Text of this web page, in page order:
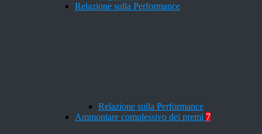
Relazione sulla Performance
Relazione sulla Performance
Ammontare complessivo dei premi 7